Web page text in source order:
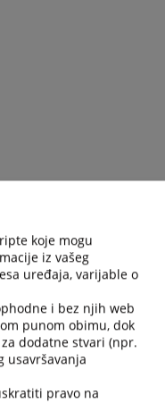
vijesti
koje mogu
iz vašeg
uređaja, varijable o
i bez njih web
punom obimu, dok
dodatne stvari (npr.
usavršavanja
pravo na